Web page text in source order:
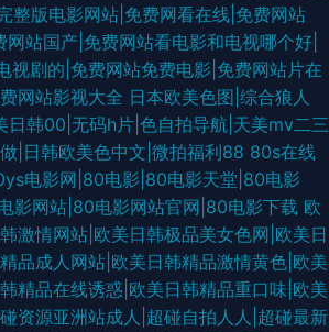
整版电影网站|免费网看在线|免费网站
站国产|免费网站看电影和电视哪个好|
视剧的|免费网站免费电影|免费网站片在
网站影视大全 日本欧美色图|综合狼人
日韩00|无码h片|色自拍导航|天美mv二三
|日韩欧美色中文|微拍福利88 80s在线
电影网|80电影|80电影天堂|80电影
影网站|80电影网站官网|80电影下载 欧
激情网站|欧美日韩极品美女色网|欧美日
品成人网站|欧美日韩精品激情黄色|欧美
精品在线诱惑|欧美日韩精品重口味|欧美
资源亚洲站成人|超碰自拍人人|超碰最新